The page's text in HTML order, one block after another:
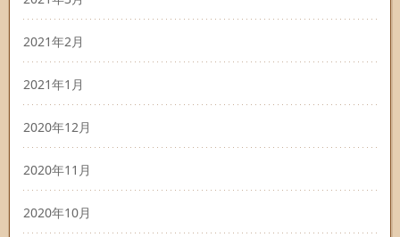
2021年2月
2021年1月
2020年12月
2020年11月
2020年10月